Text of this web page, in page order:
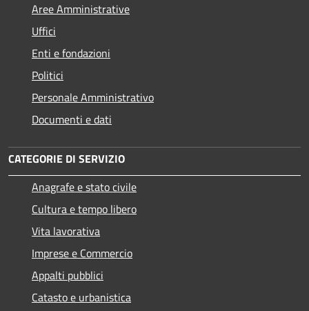
Aree Amministrative
Uffici
Enti e fondazioni
Politici
Personale Amministrativo
Documenti e dati
CATEGORIE DI SERVIZIO
Anagrafe e stato civile
Cultura e tempo libero
Vita lavorativa
Imprese e Commercio
Appalti pubblici
Catasto e urbanistica